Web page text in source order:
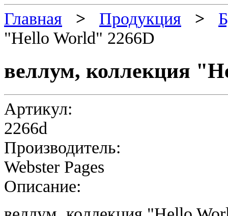
Главная > Продукция >
"Hello World" 2266D
веллум, коллекция
Артикул:
2266d
Производитель:
Webster Pages
Описание: